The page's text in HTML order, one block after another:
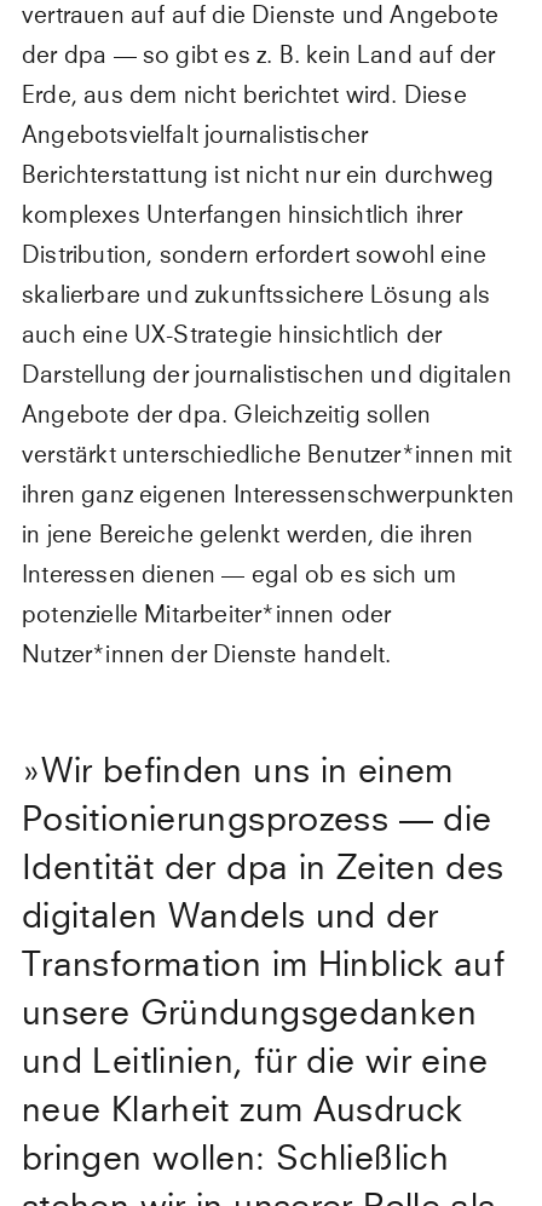
vertrauen auf auf die Dienste und Angebote
der dpa — so gibt es z. B. kein Land auf der
Erde, aus dem nicht berichtet wird. Diese
Angebotsvielfalt journalistischer
Berichterstattung ist nicht nur ein durchweg
komplexes Unterfangen hinsichtlich ihrer
Distribution, sondern erfordert sowohl eine
skalierbare und zukunftssichere Lösung als
auch eine UX-Strategie hinsichtlich der
Darstellung der journalistischen und digitalen
Angebote der dpa. Gleichzeitig sollen
verstärkt unterschiedliche Benutzer*innen mit
ihren ganz eigenen Interessenschwerpunkten
in jene Bereiche gelenkt werden, die ihren
Interessen dienen — egal ob es sich um
potenzielle Mitarbeiter*innen oder
Nutzer*innen der Dienste handelt.
»Wir befinden uns in einem
Positionierungsprozess — die
Identität der dpa in Zeiten des
digitalen Wandels und der
Transformation im Hinblick auf
unsere Gründungsgedanken
und Leitlinien, für die wir eine
neue Klarheit zum Ausdruck
bringen wollen: Schließlich